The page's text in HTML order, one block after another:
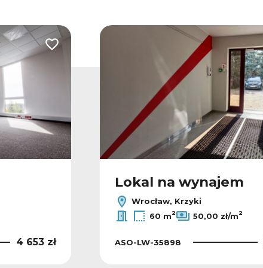
Dodaj do ulubionych
4 653 zł
Lokal na wynajem
Wrocław, Krzyki
60 m2 50,00 zł/m2
ASO-LW-35898